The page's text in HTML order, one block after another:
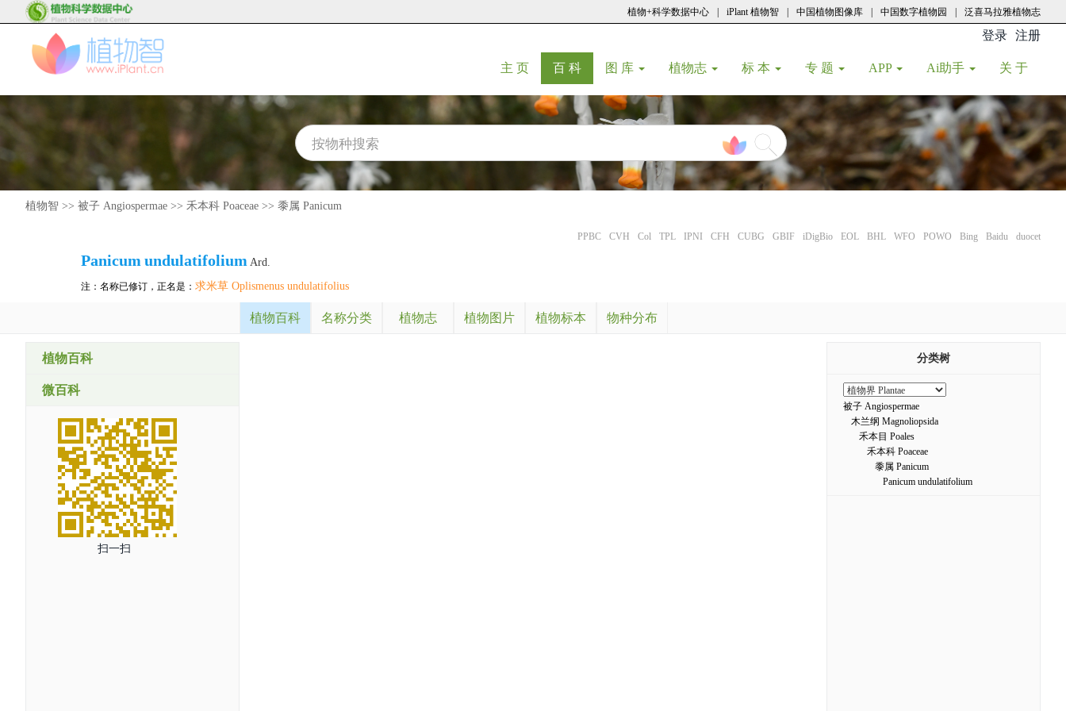
植物+科学数据中心 iPlant 植物智 中国植物图像库 中国数字植物园 泛喜马拉雅植物志
登录 注册
主 页(current)
百 科(current)
图 库 植物志 标 本 专 题 APP Ai助手 关 于
植物智 >> 被子 Angiospermae >> 禾本科 Poaceae >> 黍属 Panicum
PPBC CVH Col TPL IPNI CFH CUBG GBIF iDigBio EOL BHL WFO POWO Bing Baidu duocet
Panicum undulatifolium Ard.
注：名称已修订，正名是： 求米草 Oplismenus undulatifolius
植物百科 名称分类 植物志 植物图片 植物标本 物种分布
植物百科
微百科
扫一扫
分类树
被子 Angiospermae
木兰纲 Magnoliopsida
禾本目 Poales
禾本科 Poaceae
黍属 Panicum
Panicum undulatifolium